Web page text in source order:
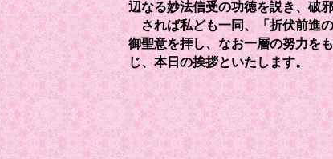
辺なる妙法信受の功徳を説き、破
されば私ども一同、「折伏前進
御聖意を拝し、なお一層の努力を
じ、本日の挨拶といたします。